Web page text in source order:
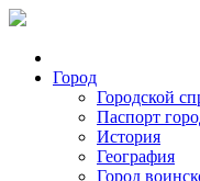
Город
Городской
Паспорт
История
География
Город